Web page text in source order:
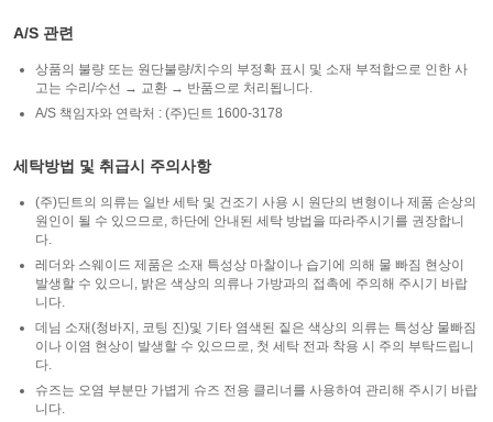
A/S 관련
상품의 불량 또는 원단불량/치수의 부정확 표시 및 소재 부적합으로 인한 사
고는 수리/수선 → 교환 → 반품으로 처리됩니다.
A/S 책임자와 연락처 : (주)딘트 1600-3178
세탁방법 및 취급시 주의사항
(주)딘트의 의류는 일반 세탁 및 건조기 사용 시 원단의 변형이나 제품 손상의
원인이 될 수 있으므로, 하단에 안내된 세탁 방법을 따라주시기를 권장합니
다.
레더와 스웨이드 제품은 소재 특성상 마찰이나 습기에 의해 물 빠짐 현상이
발생할 수 있으니, 밝은 색상의 의류나 가방과의 접촉에 주의해 주시기 바랍
니다.
데님 소재(청바지, 코팅 진)및 기타 염색된 짙은 색상의 의류는 특성상 물빠짐
이나 이염 현상이 발생할 수 있으므로, 첫 세탁 전과 착용 시 주의 부탁드립니
다.
슈즈는 오염 부분만 가볍게 슈즈 전용 클리너를 사용하여 관리해 주시기 바랍
니다.